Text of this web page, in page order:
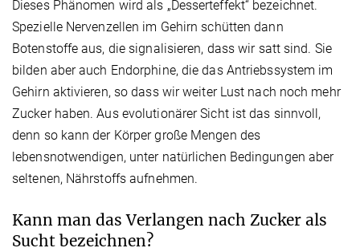
Dieses Phänomen wird als „Desserteffekt“ bezeichnet.
Spezielle Nervenzellen im Gehirn schütten dann
Botenstoffe aus, die signalisieren, dass wir satt sind. Sie
bilden aber auch Endorphine, die das Antriebssystem im
Gehirn aktivieren, so dass wir weiter Lust nach noch mehr
Zucker haben. Aus evolutionärer Sicht ist das sinnvoll,
denn so kann der Körper große Mengen des
lebensnotwendigen, unter natürlichen Bedingungen aber
seltenen, Nährstoffs aufnehmen.
Kann man das Verlangen nach Zucker als
Sucht bezeichnen?